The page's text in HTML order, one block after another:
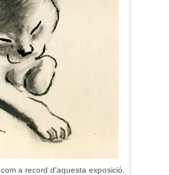
com a record d'aquesta exposició.